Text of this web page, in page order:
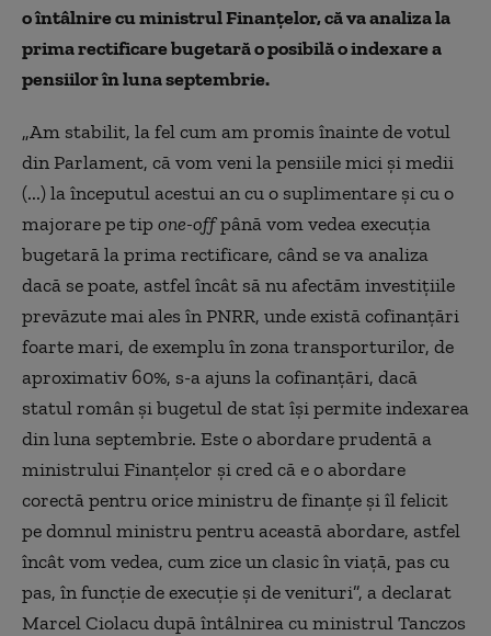
o întâlnire cu ministrul Finanțelor, că va analiza la
prima rectificare bugetară o posibilă o indexare a
pensiilor în luna septembrie.
„Am stabilit, la fel cum am promis înainte de votul
din Parlament, că vom veni la pensiile mici şi medii
(...) la începutul acestui an cu o suplimentare şi cu o
majorare pe tip one-offpână vom vedea execuţia
bugetară la prima rectificare, când se va analiza
dacă se poate, astfel încât să nu afectăm investiţiile
prevăzute mai ales în PNRR, unde există cofinanţări
foarte mari, de exemplu în zona transporturilor, de
aproximativ 60%, s-a ajuns la cofinanţări, dacă
statul român şi bugetul de stat îşi permite indexarea
din luna septembrie. Este o abordare prudentă a
ministrului Finanţelor şi cred că e o abordare
corectă pentru orice ministru de finanţe şi îl felicit
pe domnul ministru pentru această abordare, astfel
încât vom vedea, cum zice un clasic în viaţă, pas cu
pas, în funcţie de execuţie şi de venituri”, a declarat
Marcel Ciolacu după întâlnirea cu ministrul Tanczos